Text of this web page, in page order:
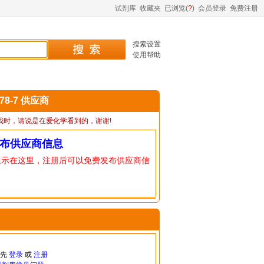
试剂库 收藏夹 已浏览(?) 会员登录 免费注册
搜索设置
使用帮助
7 供应商
时，请说是在爱化学看到的，谢谢!
供应商信息
在这里，注册后可以免费发布供应商信
登录或 注册